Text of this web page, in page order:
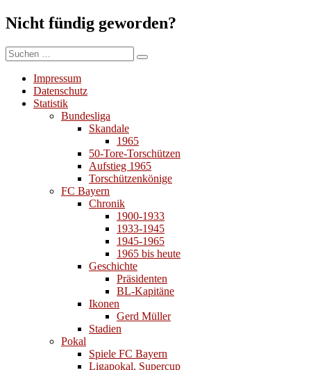
Nicht fündig geworden?
Suchen
nach:
Suchen
Impressum
Datenschutz
Statistik
Bundesliga
Skandale
1965
50-Tore-Torschützen
Aufstieg 1965
Torschützenkönige
FC Bayern
Chronik
1900-1933
1933-1945
1945-1965
1965 bis heute
Geschichte
Präsidenten
BL-Kapitäne
Ikonen
Gerd Müller
Stadien
Pokal
Spiele FC Bayern
Ligapokal, Supercup